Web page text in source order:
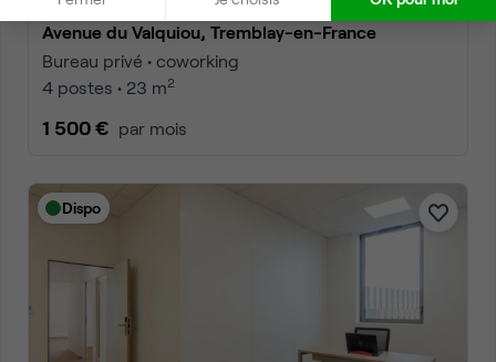
Avenue du Valquiou, Tremblay-en-France
Bureau privé • coworking
4 postes • 23 m2
1 500 € par mois
Dispo